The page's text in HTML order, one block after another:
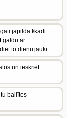
japilda kkadi
galdu ar
to dienu jauki.
un ieskriet
ballītes